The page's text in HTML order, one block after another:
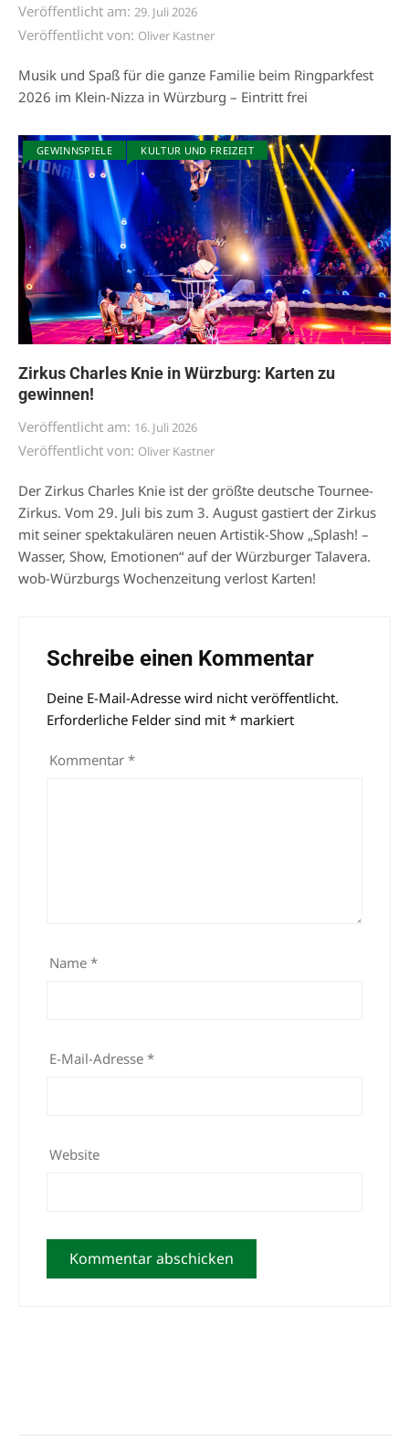
Veröffentlicht am: 29. Juli 2026
Veröffentlicht von: Oliver Kastner
Musik und Spaß für die ganze Familie beim Ringparkfest
2026 im Klein-Nizza in Würzburg – Eintritt frei
GEWINNSPIELE KULTUR UND FREIZEIT
Zirkus Charles Knie in Würzburg: Karten zu
gewinnen!
Veröffentlicht am: 16. Juli 2026
Veröffentlicht von: Oliver Kastner
Der Zirkus Charles Knie ist der größte deutsche Tournee-
Zirkus. Vom 29. Juli bis zum 3. August gastiert der Zirkus
mit seiner spektakulären neuen Artistik-Show „Splash! –
Wasser, Show, Emotionen“ auf der Würzburger Talavera.
wob-Würzburgs Wochenzeitung verlost Karten!
Schreibe einen Kommentar
Deine E-Mail-Adresse wird nicht veröffentlicht.
Erforderliche Felder sind mit * markiert
Kommentar *
Name *
E-Mail-Adresse *
Website
Alternative: